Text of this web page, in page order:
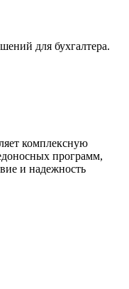
для бухгалтера.
комплексную
программ,
и надежность